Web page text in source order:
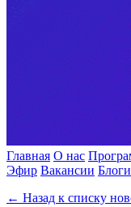
Главная О нас
Эфир Вакансии Блоги
← Назад к списку